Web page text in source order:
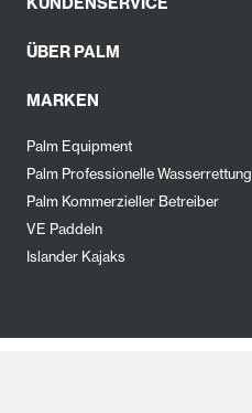
ÜBER PALM
MARKEN
Palm Equipment
Palm Professionelle Wasserrettung
Palm Kommerzieller Betreiber
VE Paddeln
Islander Kajaks